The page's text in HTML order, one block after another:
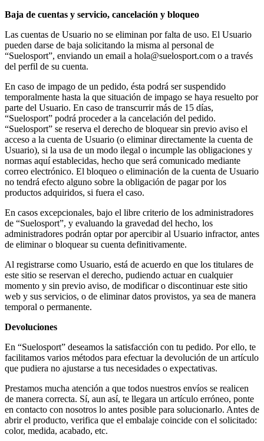
Baja de cuentas y servicio, cancelación y bloqueo
Las cuentas de Usuario no se eliminan por falta de uso. El Usuario
pueden darse de baja solicitando la misma al personal de
“Suelosport”, enviando un email a hola@suelosport.com o a través
del perfil de su cuenta.
En caso de impago de un pedido, ésta podrá ser suspendido
temporalmente hasta la que situación de impago se haya resuelto por
parte del Usuario. En caso de transcurrir más de 15 días,
“Suelosport” podrá proceder a la cancelación del pedido.
“Suelosport” se reserva el derecho de bloquear sin previo aviso el
acceso a la cuenta de Usuario (o eliminar directamente la cuenta de
Usuario), si la usa de un modo ilegal o incumple las obligaciones y
normas aquí establecidas, hecho que será comunicado mediante
correo electrónico. El bloqueo o eliminación de la cuenta de Usuario
no tendrá efecto alguno sobre la obligación de pagar por los
productos adquiridos, si fuera el caso.
En casos excepcionales, bajo el libre criterio de los administradores
de “Suelosport”, y evaluando la gravedad del hecho, los
administradores podrán optar por apercibir al Usuario infractor, antes
de eliminar o bloquear su cuenta definitivamente.
Al registrarse como Usuario, está de acuerdo en que los titulares de
este sitio se reservan el derecho, pudiendo actuar en cualquier
momento y sin previo aviso, de modificar o discontinuar este sitio
web y sus servicios, o de eliminar datos provistos, ya sea de manera
temporal o permanente.
Devoluciones
En “Suelosport” deseamos la satisfacción con tu pedido. Por ello, te
facilitamos varios métodos para efectuar la devolución de un artículo
que pudiera no ajustarse a tus necesidades o expectativas.
Prestamos mucha atención a que todos nuestros envíos se realicen
de manera correcta. Sí, aun así, te llegara un artículo erróneo, ponte
en contacto con nosotros lo antes posible para solucionarlo. Antes de
abrir el producto, verifica que el embalaje coincide con el solicitado:
color, medida, acabado, etc.